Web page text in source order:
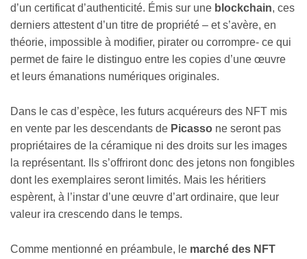
d’un certificat d’authenticité. Émis sur une blockchain, ces
derniers attestent d’un titre de propriété – et s’avère, en
théorie, impossible à modifier, pirater ou corrompre- ce qui
permet de faire le distinguo entre les copies d’une œuvre
et leurs émanations numériques originales.
Dans le cas d’espèce, les futurs acquéreurs des NFT mis
en vente par les descendants de Picasso ne seront pas
propriétaires de la céramique ni des droits sur les images
la représentant. Ils s’offriront donc des jetons non fongibles
dont les exemplaires seront limités. Mais les héritiers
espèrent, à l’instar d’une œuvre d’art ordinaire, que leur
valeur ira crescendo dans le temps.
Comme mentionné en préambule, le marché des NFT